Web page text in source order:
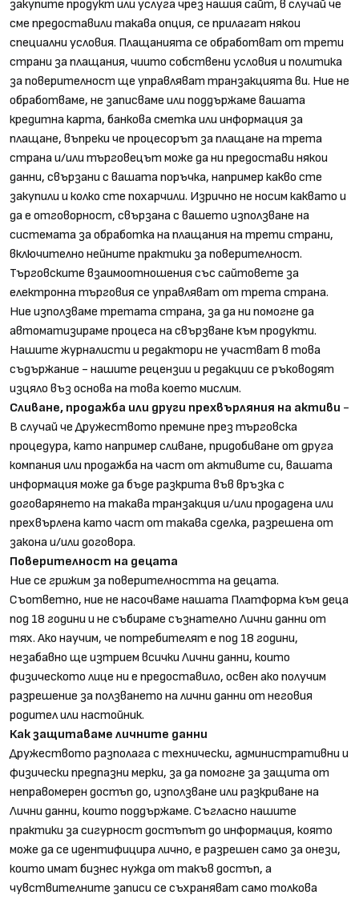
закупите продукт или услуга чрез нашия сайт, в случай че
сме предоставили такава опция, се прилагат някои
специални условия. Плащанията се обработват от трети
страни за плащания, чиито собствени условия и политика
за поверителност ще управляват транзакцията ви. Ние не
обработваме, не записваме или поддържаме вашата
кредитна карта, банкова сметка или информация за
плащане, въпреки че процесорът за плащане на трета
страна и/или търговецът може да ни предостави някои
данни, свързани с вашата поръчка, например какво сте
закупили и колко сте похарчили. Изрично не носим каквато и
да е отговорност, свързана с вашето използване на
системата за обработка на плащания на трети страни,
включително нейните практики за поверителност.
Търговските взаимоотношения със сайтовете за
електронна търговия се управляват от трета страна.
Ние използваме третата страна, за да ни помогне да
автоматизираме процеса на свързване към продукти.
Нашите журналисти и редактори не участват в това
съдържание - нашите рецензии и редакции се ръководят
изцяло въз основа на това което мислим.
Сливане, продажба или други прехвърляния на активи -
В случай че Дружеството премине през търговска
процедура, като например сливане, придобиване от друга
компания или продажба на част от активите си, вашата
информация може да бъде разкрита във връзка с
договарянето на такава транзакция и/или продадена или
прехвърлена като част от такава сделка, разрешена от
закона и/или договора.
Поверителност на децата
Ние се грижим за поверителността на децата.
Съответно, ние не насочваме нашата Платформа към деца
под 18 години и не събираме съзнателно Лични данни от
тях. Ако научим, че потребителят е под 18 години,
незабавно ще изтрием всички Лични данни, които
физическото лице ни е предоставило, освен ако получим
разрешение за ползването на лични данни от неговия
родител или настойник.
Как защитаваме личните данни
Дружеството разполага с технически, административни и
физически предпазни мерки, за да помогне за защита от
неправомерен достъп до, използване или разкриване на
Лични данни, които поддържаме. Съгласно нашите
практики за сигурност достъпът до информация, която
може да се идентифицира лично, е разрешен само за онези,
които имат бизнес нужда от такъв достъп, а
чувствителните записи се съхраняват само толкова